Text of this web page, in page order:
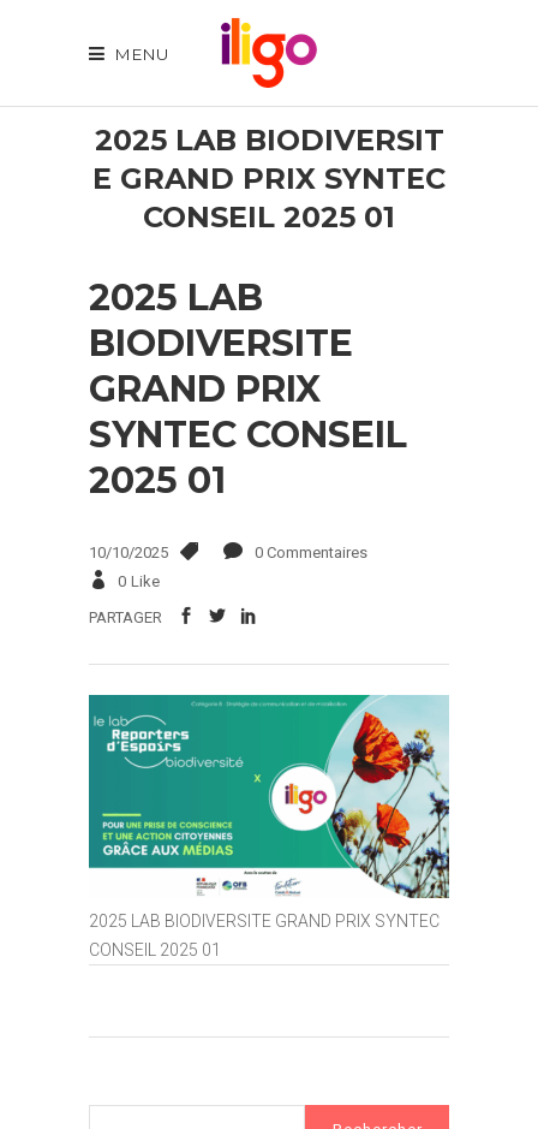
MENU
2025 LAB BIODIVERSIT
E GRAND PRIX SYNTEC
CONSEIL 2025 01
2025 LAB
BIODIVERSITE
GRAND PRIX
SYNTEC CONSEIL
2025 01
10/10/2025
0 Commentaires
0 Like
PARTAGER
2025 LAB BIODIVERSITE GRAND PRIX SYNTEC
CONSEIL 2025 01